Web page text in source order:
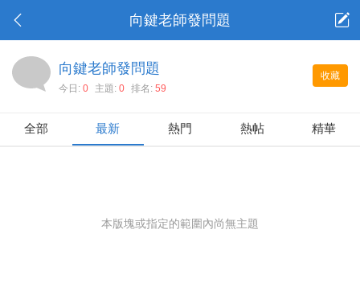
向鍵老師發問題
收藏
向鍵老師發問題
今日: 0 主題: 0 排名: 59
全部 最新 熱門 熱帖 精華
本版塊或指定的範圍內尚無主題